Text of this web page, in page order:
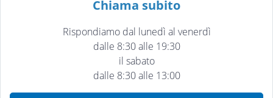
Chiama subito
Rispondiamo dal lunedì al venerdì
dalle 8:30 alle 19:30
il sabato
dalle 8:30 alle 13:00